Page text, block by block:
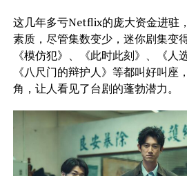
这几年多亏Netflix的庞大资金进驻
素质，尽管集数变少，迷你剧集变
《模仿犯》、《此时此刻》、《人
《八尺门的辩护人》等都叫好叫座
角，让人看见了台剧的蓬勃潜力。